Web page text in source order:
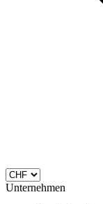
Unternehmen